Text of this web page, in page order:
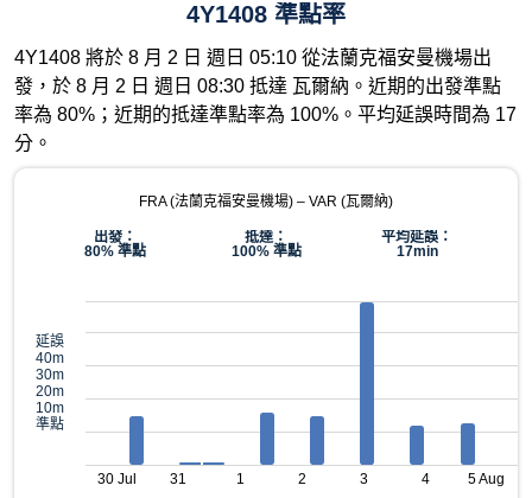
4Y1408 準點率
4Y1408 將於 8 月 2 日 週日 05:10 從法蘭克福安曼機場出
發，於 8 月 2 日 週日 08:30 抵達 瓦爾納。近期的出發準點
率為 80%；近期的抵達準點率為 100%。平均延誤時間為 17
分。
FRA (法蘭克福安曼機場) – VAR (瓦爾納)
出發：
80% 準點
抵達：
100% 準點
平均延誤：
17min
延誤
40m
30m
20m
10m
準點
30 Jul 31 1 2 3 4 5 Aug